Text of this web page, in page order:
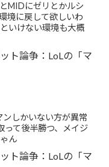
MIDにゼリとかルシ
境に戻して欲しいわ
いけない環境も大概
ト論争：LoLの「マ
しかいない方が異常
って後半勝つ、メイジ
ん
ト論争：LoLの「マ